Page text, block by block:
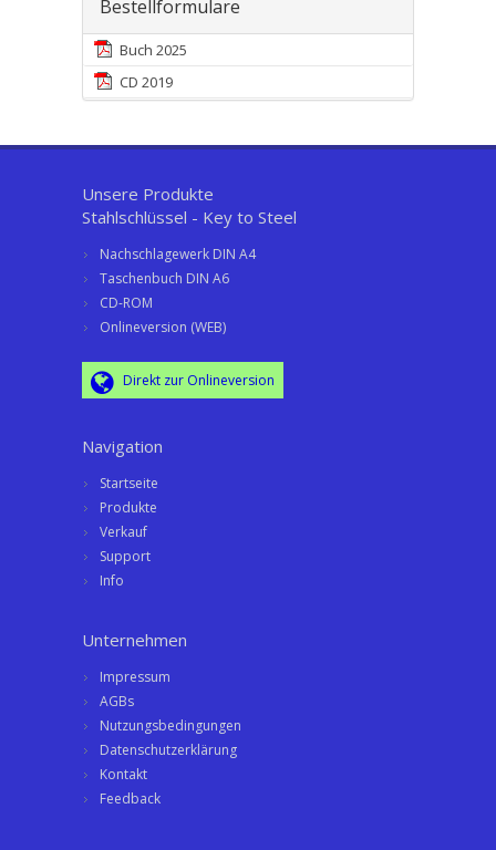
Bestellformulare
Buch 2025
CD 2019
Unsere Produkte
Stahlschlüssel - Key to Steel
Nachschlagewerk DIN A4
Taschenbuch DIN A6
CD-ROM
Onlineversion (WEB)
Direkt zur Onlineversion
Navigation
Startseite
Produkte
Verkauf
Support
Info
Unternehmen
Impressum
AGBs
Nutzungsbedingungen
Datenschutzerklärung
Kontakt
Feedback